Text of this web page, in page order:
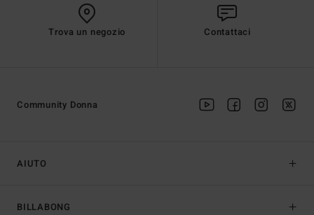
Trova un negozio Contattaci
AIUTO
BILLABONG
Community Donna